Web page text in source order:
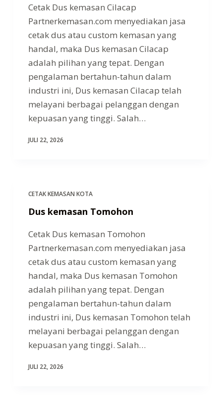
Cetak Dus kemasan Cilacap
Partnerkemasan.com menyediakan jasa
cetak dus atau custom kemasan yang
handal, maka Dus kemasan Cilacap
adalah pilihan yang tepat. Dengan
pengalaman bertahun-tahun dalam
industri ini, Dus kemasan Cilacap telah
melayani berbagai pelanggan dengan
kepuasan yang tinggi. Salah…
JULI 22, 2026
CETAK KEMASAN KOTA
Dus kemasan Tomohon
Cetak Dus kemasan Tomohon
Partnerkemasan.com menyediakan jasa
cetak dus atau custom kemasan yang
handal, maka Dus kemasan Tomohon
adalah pilihan yang tepat. Dengan
pengalaman bertahun-tahun dalam
industri ini, Dus kemasan Tomohon telah
melayani berbagai pelanggan dengan
kepuasan yang tinggi. Salah…
JULI 22, 2026